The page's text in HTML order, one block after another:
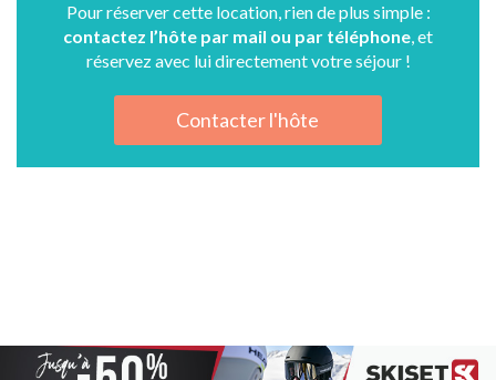
Pour réserver cette location, rien de plus simple :
contactez l’hôte par mail ou par téléphone, et
réservez avec lui directement votre séjour !
Contacter l'hôte